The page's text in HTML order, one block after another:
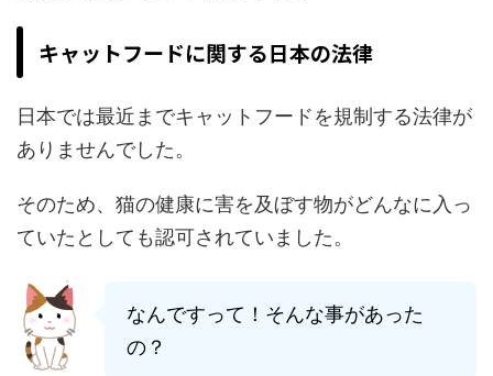
キャットフードに関する日本の法律
日本では最近までキャットフードを規制する法律が
ありませんでした。
そのため、猫の健康に害を及ぼす物がどんなに入っ
ていたとしても認可されていました。
なんですって！そんな事があった
の？